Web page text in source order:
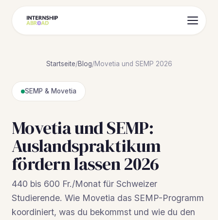
Startseite/Blog/Movetia und SEMP 2026
SEMP & Movetia
Movetia und SEMP:
Auslandspraktikum
fördern lassen 2026
440 bis 600 Fr./Monat für Schweizer
Studierende. Wie Movetia das SEMP-Programm
koordiniert, was du bekommst und wie du den